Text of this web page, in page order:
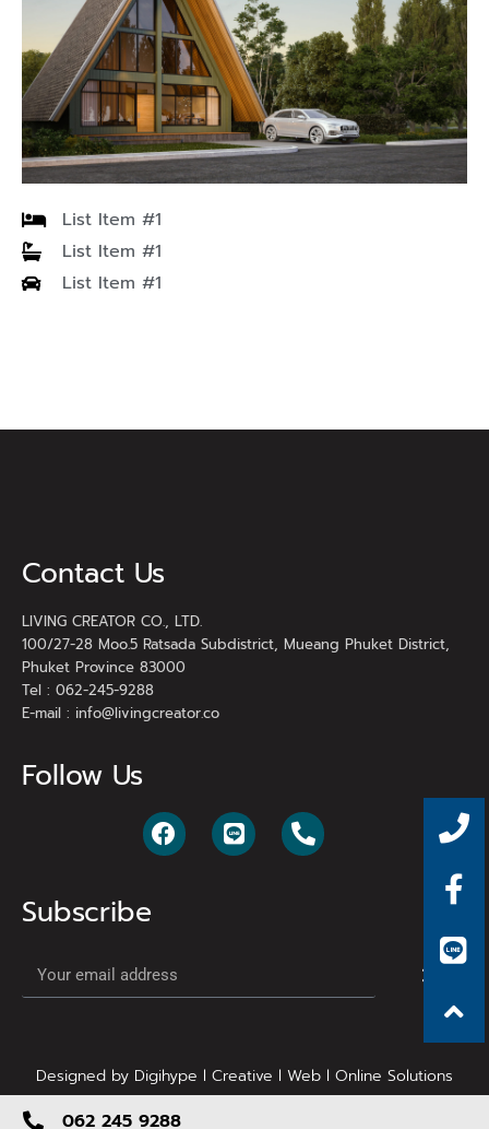
List Item #1
List Item #1
List Item #1
Contact Us
LIVING CREATOR CO., LTD.
100/27-28 Moo.5 Ratsada Subdistrict, Mueang Phuket District,
Phuket Province 83000
Tel : 062-245-9288
E-mail : info@livingcreator.co
Follow Us
Subscribe
Designed by Digihype l Creative l Web l Online Solutions
062 245 9288